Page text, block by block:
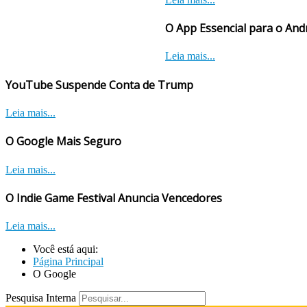
O App Essencial para o
Leia mais...
YouTube Suspende Conta de Trump
Leia mais...
O Google Mais Seguro
Leia mais...
O Indie Game Festival Anuncia Vencedores
Leia mais...
Você está aqui:
Página Principal
O Google
Pesquisa Interna